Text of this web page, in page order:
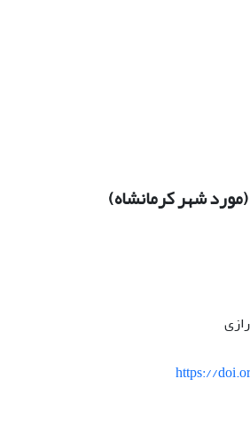
شهر کرمانشاه)
https://